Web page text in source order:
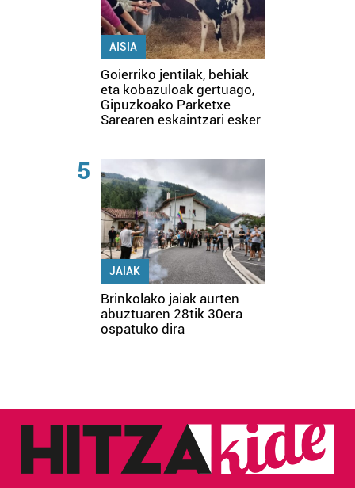
AISIA
Goierriko jentilak, behiak
eta kobazuloak gertuago,
Gipuzkoako Parketxe
Sarearen eskaintzari esker
5
JAIAK
Brinkolako jaiak aurten
abuztuaren 28tik 30era
ospatuko dira